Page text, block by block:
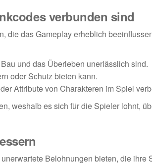
verbunden sind
die das Gameplay erheblich
Bau und das Überleben unerlässlich sind.
oder Schutz bieten kann.
Attribute von Charakteren im Spiel
weshalb es sich für die Spieler lohnt,
Belohnungen bieten, die ihre